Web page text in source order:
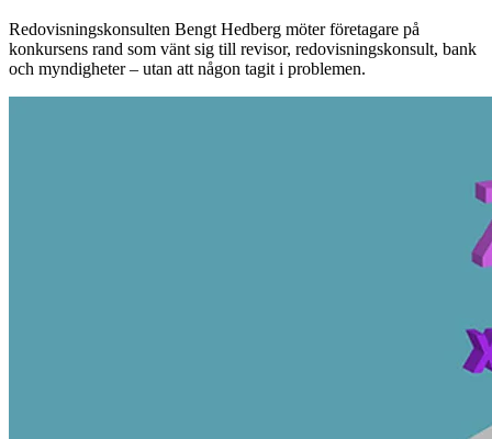
Redovisningskonsulten Bengt Hedberg möter företagare på
konkursens rand som vänt sig till revisor, redovisningskonsult, bank
och myndigheter – utan att någon tagit i problemen.